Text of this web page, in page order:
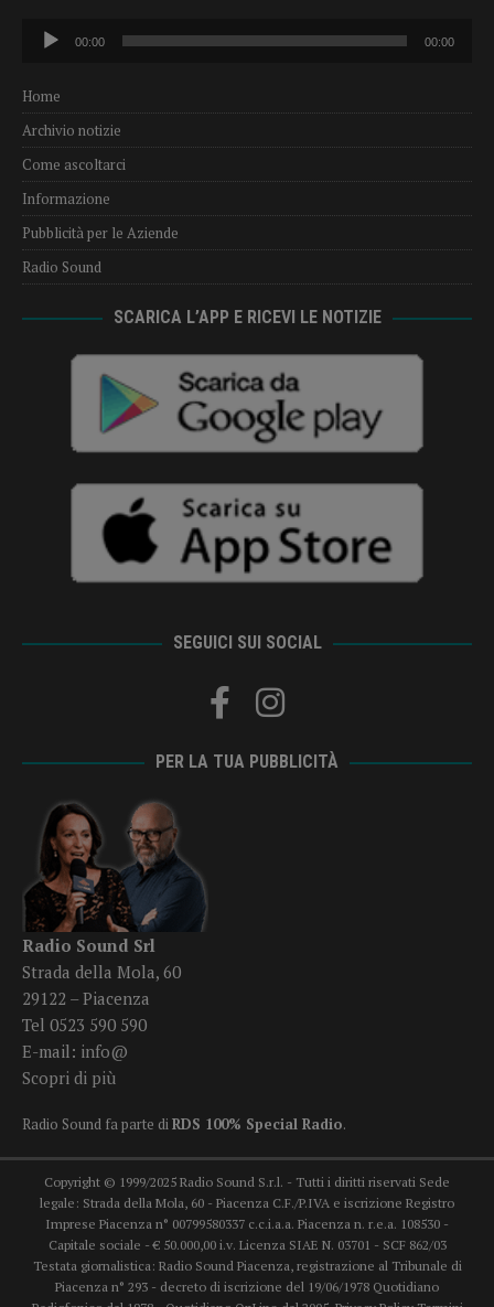
Audio
Player
00:00 00:00
Home
Archivio notizie
Come ascoltarci
Informazione
Pubblicità per le Aziende
Radio Sound
SCARICA L’APP E RICEVI LE NOTIZIE
SEGUICI SUI SOCIAL
PER LA TUA PUBBLICITÀ
Radio Sound Srl
Strada della Mola, 60
29122 – Piacenza
Tel 0523 590 590
E-mail: info@
Scopri di più
Radio Sound fa parte di RDS 100% Special Radio.
Copyright © 1999/2025 Radio Sound S.r.l. - Tutti i diritti riservati Sede
legale: Strada della Mola, 60 - Piacenza C.F./P.IVA e iscrizione Registro
Imprese Piacenza n° 00799580337 c.c.i.a.a. Piacenza n. r.e.a. 108530 -
Capitale sociale - € 50.000,00 i.v. Licenza SIAE N. 03701 - SCF 862/03
Testata giornalistica: Radio Sound Piacenza, registrazione al Tribunale di
Piacenza n° 293 - decreto di iscrizione del 19/06/1978 Quotidiano